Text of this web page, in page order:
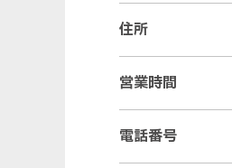
住所
営業時間
電話番号